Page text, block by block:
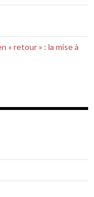
« retour » : la mise à